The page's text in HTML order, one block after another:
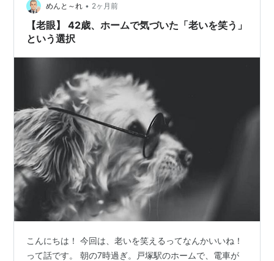
めんと～れ • 2ヶ月前
【老眼】 42歳、ホームで気づいた「老いを笑う」
という選択
こんにちは！ 今回は、老いを笑えるってなんかいいね！
って話です。 朝の7時過ぎ。戸塚駅のホームで、電車が